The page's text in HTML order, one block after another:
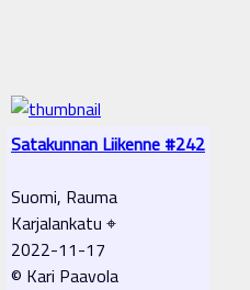
Satakunnan Liikenne #242
Suomi, Rauma
Karjalankatu ⌖
2022-11-17
© Kari Paavola